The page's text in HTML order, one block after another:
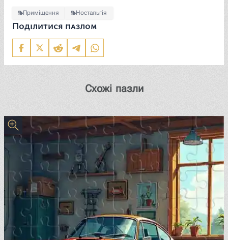
Приміщення Ностальгія
Поділитися пазлом
Схожі пазли